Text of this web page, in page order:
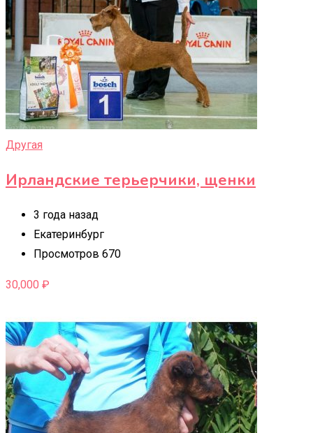
Другая
Ирландские терьерчики, щенки
3 года назад
Екатеринбург
Просмотров 670
30,000 ₽